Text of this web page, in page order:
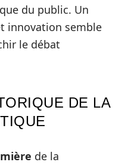
du public. Un
innovation semble
le débat
DE LA
de la